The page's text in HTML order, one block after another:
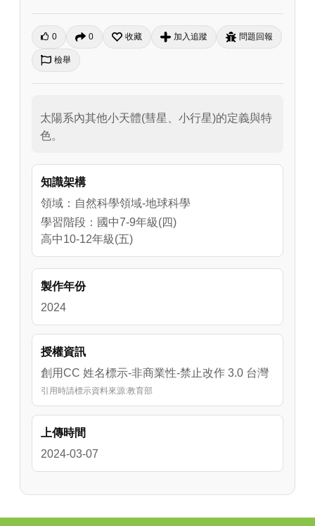
0 0 收藏 加入追蹤 問題回報
檢舉
太陽系內其他小天體(彗星、小行星)的定義與特
色。
知識架構
領域：自然科學領域-地球科學
學習階段：國中7-9年級(四)
高中10-12年級(五)
製作年份
2024
授權資訊
創用CC 姓名標示-非商業性-禁止改作 3.0 台灣
引用時請標示資料來源:教育部
上傳時間
2024-03-07